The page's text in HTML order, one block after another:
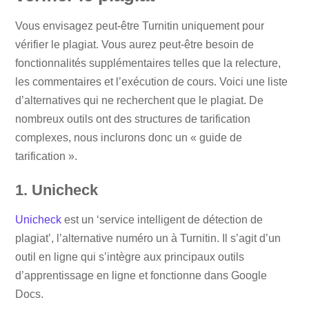
Vous envisagez peut-être Turnitin uniquement pour
vérifier le plagiat. Vous aurez peut-être besoin de
fonctionnalités supplémentaires telles que la relecture,
les commentaires et l’exécution de cours. Voici une liste
d’alternatives qui ne recherchent que le plagiat. De
nombreux outils ont des structures de tarification
complexes, nous inclurons donc un « guide de
tarification ».
1. Unicheck
Unicheck est un ‘service intelligent de détection de
plagiat’, l’alternative numéro un à Turnitin. Il s’agit d’un
outil en ligne qui s’intègre aux principaux outils
d’apprentissage en ligne et fonctionne dans Google
Docs.